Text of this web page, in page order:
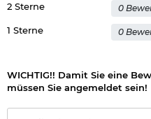
1 Sterne 0
2 Sterne 0
WICHTIG!! Damit Sie eine
müssen Sie angemeldet sein!